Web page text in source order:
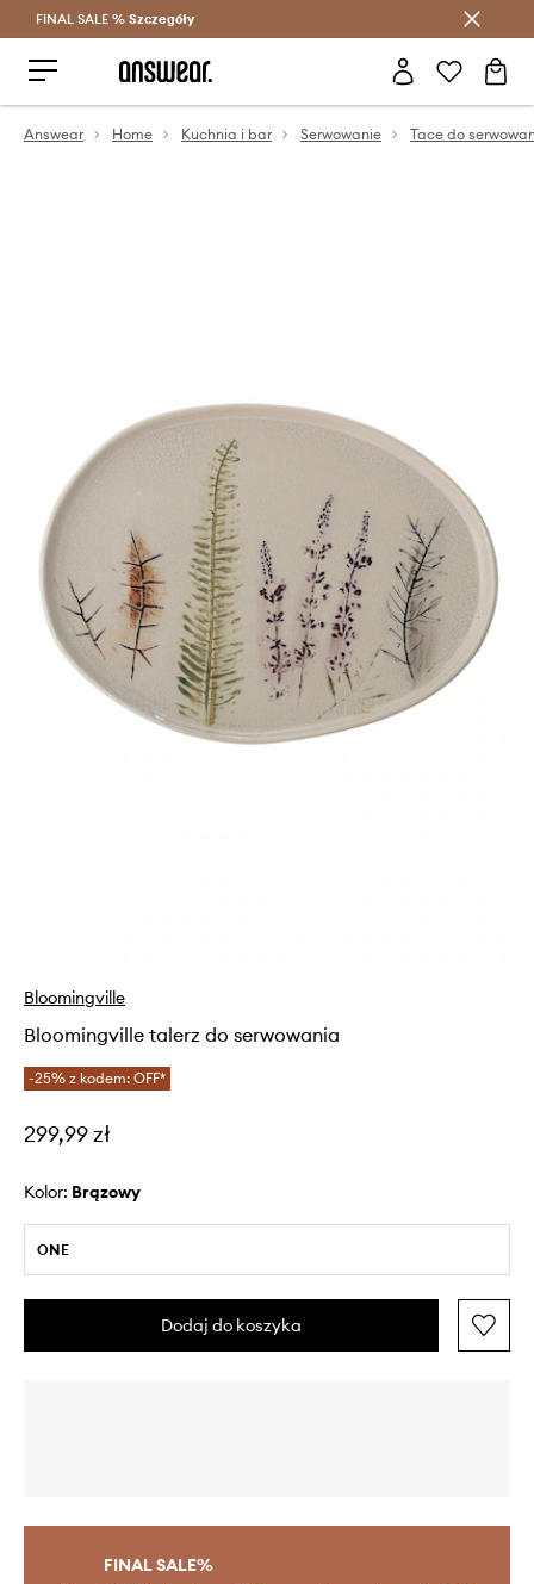
Oszczędzaj z Answear Club >
FINAL SALE % Szczegóły
Answear Home Kuchnia i bar Serwowanie Tace do
Bloomingville
Bloomingville talerz do serwowania
-25% z kodem: OFF*
299,99 zł
Kolor: brązowy
ONE
Dodaj do koszyka
FINAL SALE%